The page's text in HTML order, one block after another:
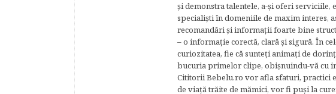
şi demonstra talentele, a-şi oferi serviciile,
specialişti în domeniile de maxim interes,
recomandări şi informaţii foarte bine
– o informaţie corectă, clară şi sigură. În
curiozitatea, fie că sunteţi animaţi de
bucuria primelor clipe, obişnuindu-vă cu
Cititorii Bebelu.ro vor afla sfaturi, practici
de viaţă trăite de mămici, vor fi puşi la